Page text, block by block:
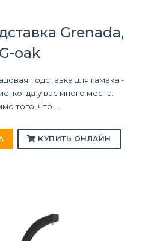
Grenada,
G-oak
подставка для гамака -
когда у вас много места.
того, что ...
КУПИТЬ ОНЛАЙН